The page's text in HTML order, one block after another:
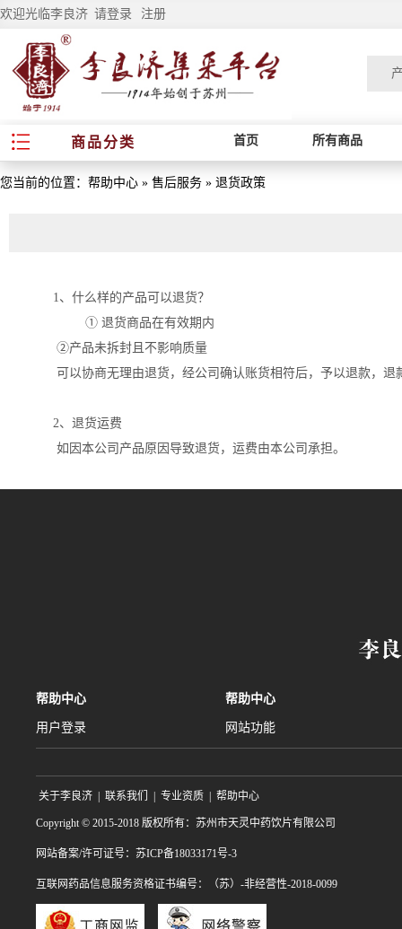
欢迎光临李良济 请登录 注册
商品分类 首页 所有商品
您当前的位置： 帮助中心 » 售后服务 » 退货政策
1、什么样的产品可以退货？
① 退货商品在有效期内
②产品未拆封且不影响质量
可以协商无理由退货，经公司确认账货相符后，予以退款，退
2、退货运费
如因本公司产品原因导致退货，运费由本公司承担。
帮助中心
用户登录
帮助中心
网站功能
关于李良济 | 联系我们 | 专业资质 | 帮助中心
Copyright © 2015-2018 版权所有：苏州市天灵中药饮片有限公司
网站备案/许可证号：苏ICP备18033171号-3
互联网药品信息服务资格证书编号：（苏）-非经营性-2018-0099